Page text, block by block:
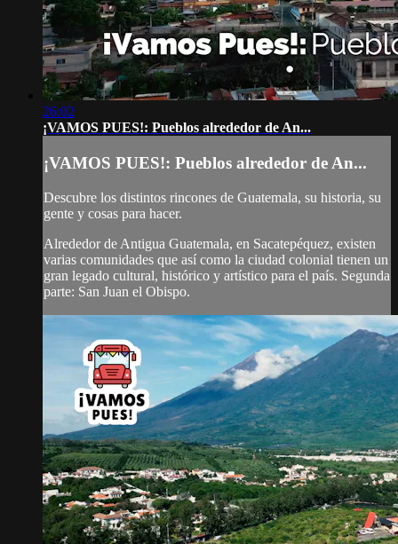
26:02
¡VAMOS PUES!: Pueblos alrededor de An...
¡VAMOS PUES!: Pueblos alrededor de An...
Descubre los distintos rincones de Guatemala, su historia, su
gente y cosas para hacer.
Alrededor de Antigua Guatemala, en Sacatepéquez, existen
varias comunidades que así como la ciudad colonial tienen un
gran legado cultural, histórico y artístico para el país. Segunda
parte: San Juan el Obispo.